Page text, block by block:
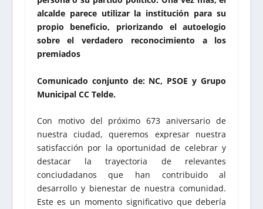
alcalde parece utilizar la institución para su
propio beneficio, priorizando el autoelogio
sobre el verdadero reconocimiento a los
premiados
Comunicado conjunto de: NC, PSOE y Grupo
Municipal CC Telde.
Con motivo del próximo 673 aniversario de
nuestra ciudad, queremos expresar nuestra
satisfacción por la oportunidad de celebrar y
destacar la trayectoria de relevantes
conciudadanos que han contribuido al
desarrollo y bienestar de nuestra comunidad.
Este es un momento significativo que debería